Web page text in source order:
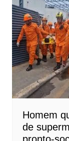
Homem
de